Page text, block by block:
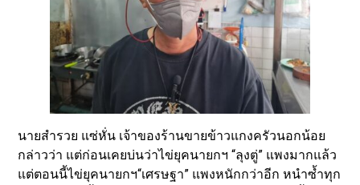
นายสำรวย แซ่หั่น เจ้าของร้านขายข้าวแกงครัวนอกน้อย
กล่าวว่า แต่ก่อนเคยบ่นว่าไข่ยุคนายกฯ “ลุงตู่” แพงมากแล้ว
แต่ตอนนี้ไข่ยุคนายกฯ“เศรษฐา” แพงหนักกว่าอีก หนำซ้ำทุก